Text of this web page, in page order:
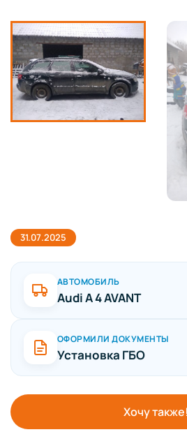
31.07.2025
АВТОМОБИЛЬ
Audi A 4 AVANT
ОФОРМИЛИ ДОКУМЕНТЫ
Установка ГБО
Хочу также!